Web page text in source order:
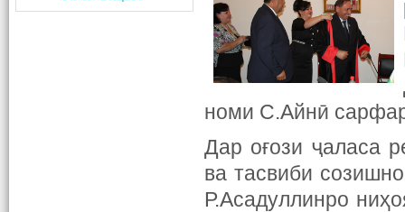
номи С.Айнӣ
Дар оғози ҷаласа
ва тасвиби
Р.Асадуллинро